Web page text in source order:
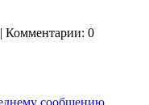
Комментарии: 0